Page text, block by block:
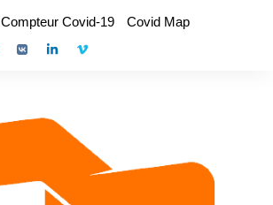
Compteur Covid-19 Covid Map